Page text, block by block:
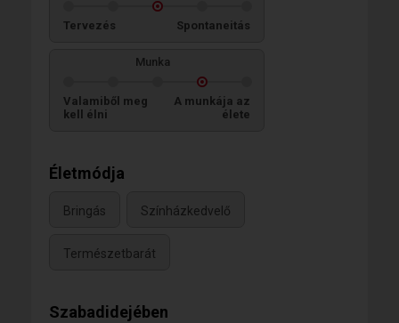
Tervezés Spontaneitás
Munka
Valamiből meg
kell élni
A munkája az
élete
Életmódja
Bringás Színházkedvelő
Természetbarát
Szabadidejében